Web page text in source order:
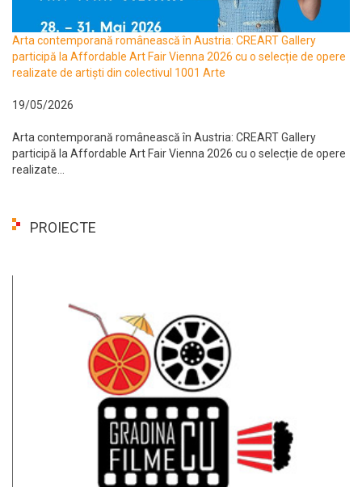
Arta contemporană românească în Austria: CREART Gallery
participă la Affordable Art Fair Vienna 2026 cu o selecție de opere
realizate de artiști din colectivul 1001 Arte
19/05/2026
Arta contemporană românească în Austria: CREART Gallery
participă la Affordable Art Fair Vienna 2026 cu o selecție de opere
realizate...
PROIECTE